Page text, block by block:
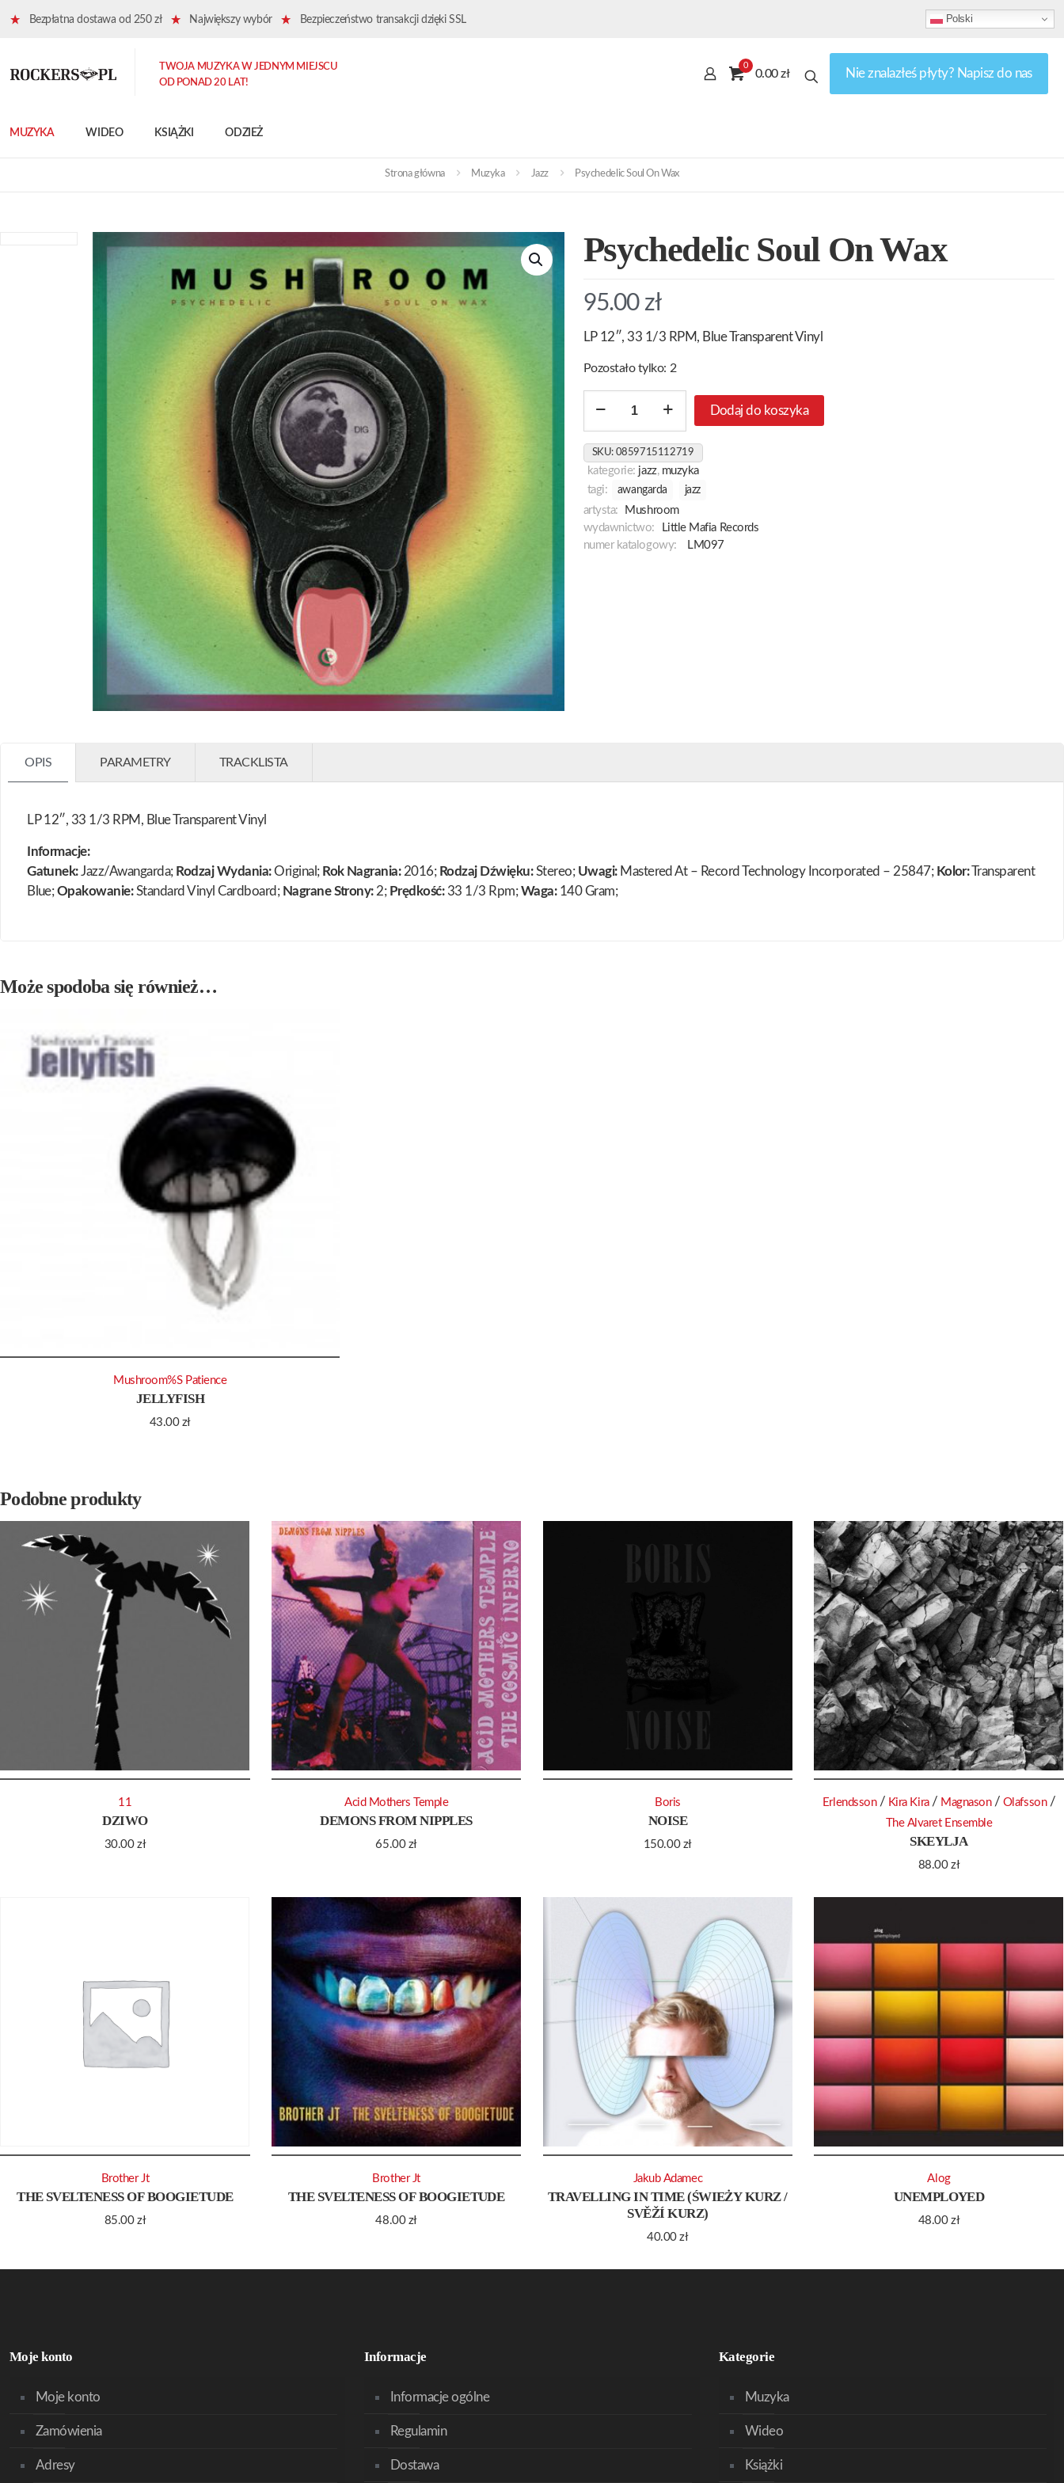
Bezpłatna dostawa od 250 zł Największy wybór Bezpieczeństwo transakcji dzięki SSL Polski
MUZYKA WIDEO KSIĄŻKI ODZIEŻ
TWOJA MUZYKA W JEDNYM MIEJSCU
OD PONAD 20 LAT!
0
0.00 zł Nie znalazłeś płyty? Napisz do nas
Strona główna Muzyka Jazz Psychedelic Soul On Wax
Psychedelic Soul On Wax
95.00 zł
LP 12″, 33 1/3 RPM, Blue Transparent Vinyl
Pozostało tylko: 2
Psychedelic
On
Wax
Dodaj do koszyka
SKU: 0859715112719
kategorie: jazz, muzyka
tagi:
awangarda jazz
artysta:
Mushroom
wydawnictwo:
Little Mafia Records
numer katalogowy:
LM097
OPIS PARAMETRY TRACKLISTA
LP 12″, 33 1/3 RPM, Blue Transparent Vinyl
Informacje:
Gatunek:Jazz/Awangarda; Rodzaj Wydania:Original; Rok Nagrania:2016; Rodzaj Dźwięku:Stereo; Uwagi:Mastered At – Record Technology Incorporated – 25847; Kolor:Transparent
Blue;Opakowanie:Standard Vinyl Cardboard; Nagrane Strony:2; Prędkość:33 1/3 Rpm;Waga:140 Gram;
Może spodoba się również…
JELLYFISH
43.00 zł
Mushroom%S Patience
Podobne produkty
DZIWO
30.00zł
11
DEMONS FROM NIPPLES
65.00 zł
Acid Mothers Temple
NOISE
150.00 zł
Boris
SKEYLJA
88.00zł
Erlendsson / Kira Kira / Magnason / Olafsson /
The Alvaret Ensemble
THE SVELTENESS OF BOOGIETUDE
85.00zł
Brother Jt
THE SVELTENESS OF BOOGIETUDE
48.00 zł
Brother Jt
TRAVELLING IN TIME (ŚWIEŻY KURZ /
SVĚŽÍ KURZ)
40.00zł
Jakub Adamec
UNEMPLOYED
48.00zł
Alog
Moje konto
Moje konto
Zamówienia
Adresy
Informacje
Informacje ogólne
Regulamin
Dostawa
Kategorie
Muzyka
Wideo
Książki